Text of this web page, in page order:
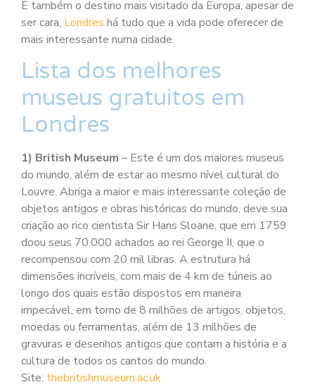
É também o destino mais visitado da Europa, apesar de
ser cara, Londres há tudo que a vida pode oferecer de
mais interessante numa cidade.
Lista dos melhores
museus gratuitos em
Londres
1) British Museum – Este é um dos maiores museus
do mundo, além de estar ao mesmo nível cultural do
Louvre. Abriga a maior e mais interessante coleção de
objetos antigos e obras históricas do mundo, deve sua
criação ao rico cientista Sir Hans Sloane, que em 1759
doou seus 70.000 achados ao rei George II, que o
recompensou com 20 mil libras. A estrutura há
dimensões incríveis, com mais de 4 km de túneis ao
longo dos quais estão dispostos em maneira
impecável, em torno de 8 milhões de artigos, objetos,
moedas ou ferramentas, além de 13 milhões de
gravuras e desenhos antigos que contam a história e a
cultura de todos os cantos do mundo.
Site: thebritishmuseum.ac.uk